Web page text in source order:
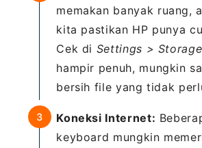
memakan banyak ruang,
kita pastikan HP punya
Cek di Settings > Storage
hampir penuh, mungkin
bersih file yang tidak
Koneksi Internet:
keyboard mungkin